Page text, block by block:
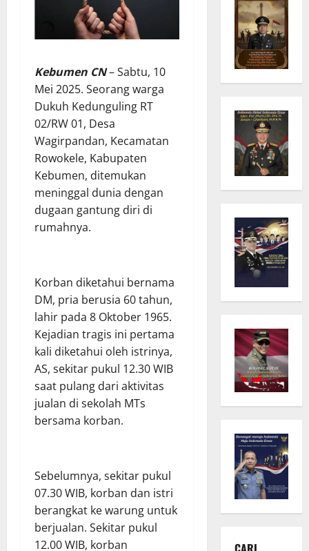
Kebumen CN– Sabtu, 10
Mei 2025. Seorang warga
Dukuh Kedunguling RT
02/RW 01, Desa
Wagirpandan, Kecamatan
Rowokele, Kabupaten
Kebumen, ditemukan
meninggal dunia dengan
dugaan gantung diri di
rumahnya.
Korban diketahui bernama
DM, pria berusia 60 tahun,
lahir pada 8 Oktober 1965.
Kejadian tragis ini pertama
kali diketahui oleh istrinya,
AS, sekitar pukul 12.30 WIB
saat pulang dari aktivitas
jualan di sekolah MTs
bersama korban.
Sebelumnya, sekitar pukul
07.30 WIB, korban dan istri
berangkat ke warung untuk
berjualan. Sekitar pukul
12.00 WIB, korban